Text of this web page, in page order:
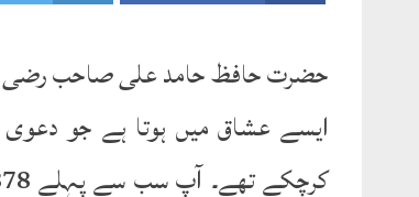
حضرت حافظ حامد علی صاحب رضی
ایسے عشاق میں ہوتا ہے جو